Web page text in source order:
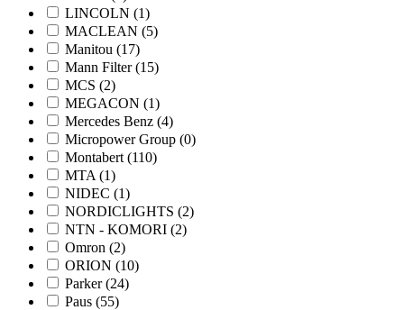
LINCOLN (1)
MACLEAN (5)
Manitou (17)
Mann Filter(15)
MCS (2)
MEGACON (1)
Mercedes Benz (4)
Micropower Group (0)
Montabert (110)
MTA (1)
NIDEC (1)
NORDICLIGHTS (2)
NTN - KOMORI (2)
Omron (2)
ORION (10)
Parker(24)
Paus (55)